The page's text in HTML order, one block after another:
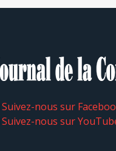
Suivez-nous sur
Suivez-nous sur